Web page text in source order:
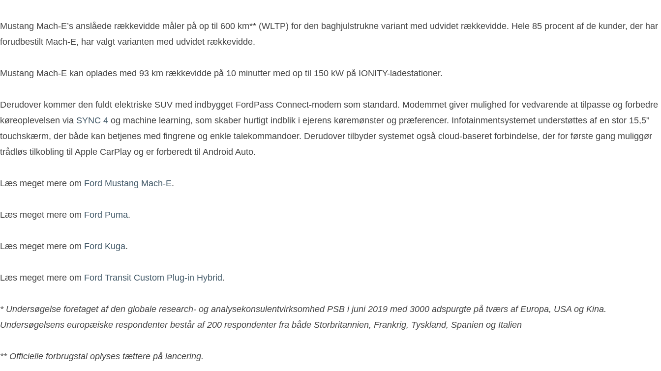
Mustang Mach-E’s anslåede rækkevidde måler på op til 600 km** (WLTP) for den baghjulstrukne variant med udvidet rækkevidde. Hele 85 procent af de kunder, der har
forudbestilt Mach-E, har valgt varianten med udvidet rækkevidde.
Mustang Mach-E kan oplades med 93 km rækkevidde på 10 minutter med op til 150 kW på IONITY-ladestationer.
Derudover kommer den fuldt elektriske SUV med indbygget FordPass Connect-modem som standard. Modemmet giver mulighed for vedvarende at tilpasse og forbedre
køreoplevelsen via SYNC 4 og machine learning, som skaber hurtigt indblik i ejerens køremønster og præferencer. Infotainmentsystemet understøttes af en stor 15,5”
touchskærm, der både kan betjenes med fingrene og enkle talekommandoer. Derudover tilbyder systemet også cloud-baseret forbindelse, der for første gang muliggør
trådløs tilkobling til Apple CarPlay og er forberedt til Android Auto.
Læs meget mere om Ford Mustang Mach-E.
Læs meget mere om Ford Puma.
Læs meget mere om Ford Kuga.
Læs meget mere om Ford Transit Custom Plug-in Hybrid.
* Undersøgelse foretaget af den globale research- og analysekonsulentvirksomhed PSB i juni 2019 med 3000 adspurgte på tværs af Europa, USA og Kina.
Undersøgelsens europæiske respondenter består af 200 respondenter fra både Storbritannien, Frankrig, Tyskland, Spanien og Italien
** Officielle forbrugstal oplyses tættere på lancering.